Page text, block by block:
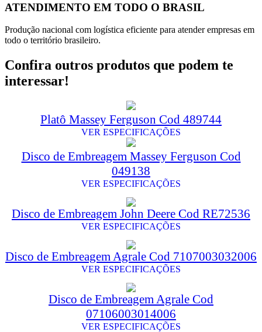
ATENDIMENTO EM TODO O BRASIL
Produção nacional com logística eficiente para atender empresas em
todo o território brasileiro.
Confira outros produtos que podem te
interessar!
Platô Massey Ferguson Cod 489744
VER ESPECIFICAÇÕES
Disco de Embreagem Massey Ferguson Cod
049138
VER ESPECIFICAÇÕES
Disco de Embreagem John Deere Cod RE72536
VER ESPECIFICAÇÕES
Disco de Embreagem Agrale Cod 7107003032006
VER ESPECIFICAÇÕES
Disco de Embreagem Agrale Cod
07106003014006
VER ESPECIFICAÇÕES